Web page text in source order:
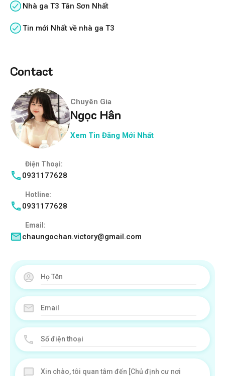
Nhà ga T3 Tân Sơn Nhất
Tin mới Nhất về nhà ga T3
Contact
Chuyên Gia
Ngọc Hân
Xem Tin Đăng Mới Nhất
Điện Thoại:
0931177628
Hotline:
0931177628
Email:
chaungochan.victory@gmail.com